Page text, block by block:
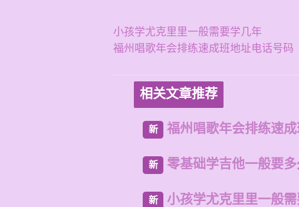
小孩学尤克里里一般需要学几年
福州唱歌年会排练速成班地址电话号码
相关文章推荐
新 福州唱歌年会排练速
新 零基础学吉他一般要
新 小孩学尤克里里一般